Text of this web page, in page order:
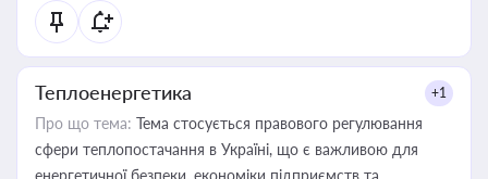
Теплоенергетика +1
Про що тема: Тема стосується правового регулювання
сфери теплопостачання в Україні, що є важливою для
енергетичної безпеки, економіки підприємств та